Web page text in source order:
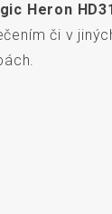
Heron
či v